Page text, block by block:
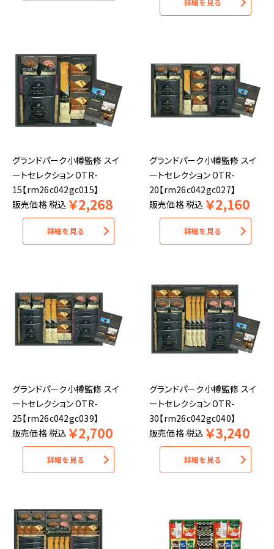
詳細を見る
グランドパーク小樽監修 スイ
ートセレクション OTR-
15【rm26c042gc015】
販売価格税込 ￥2,268
詳細を見る
グランドパーク小樽監修 スイ
ートセレクション OTR-
20【rm26c042gc027】
販売価格税込 ￥2,160
詳細を見る
グランドパーク小樽監修 スイ
ートセレクション OTR-
25【rm26c042gc039】
販売価格税込 ￥2,700
詳細を見る
グランドパーク小樽監修 スイ
ートセレクション OTR-
30【rm26c042gc040】
販売価格税込 ￥3,240
詳細を見る